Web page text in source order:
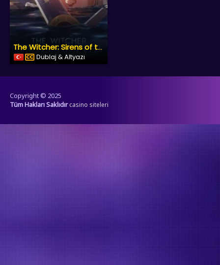
The Witcher: Sirens of the Deep
Dublaj & Altyazı
Copyright © 2025
Tüm Hakları Saklıdır casino siteleri